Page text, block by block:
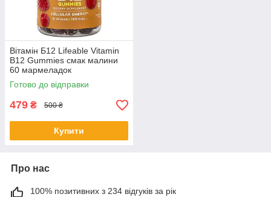
Вітамін Б12 Lifeable Vitamin
B12 Gummies смак малини
60 мармеладок
Готово до відправки
479 ₴ 500 ₴
Купити
Про нас
100% позитивних з 234 відгуків за рік